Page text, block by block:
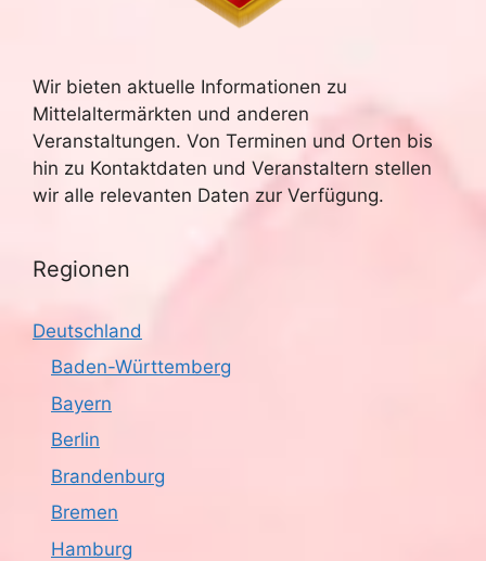
Wir bieten aktuelle Informationen zu
Mittelaltermärkten und anderen
Veranstaltungen. Von Terminen und Orten bis
hin zu Kontaktdaten und Veranstaltern stellen
wir alle relevanten Daten zur Verfügung.
Regionen
Deutschland
Baden-Württemberg
Bayern
Berlin
Brandenburg
Bremen
Hamburg